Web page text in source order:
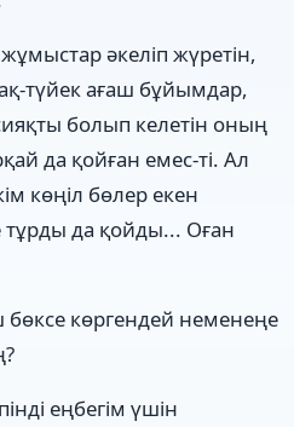
әкеліп жүретін,
түйек ағаш бұйымдар,
болып келетін оның
да қойған емес-ті. Ал
көңіл бөлер екен
тұрды да қойды... Оған
көргендей неменеңе
еңбегім үшін